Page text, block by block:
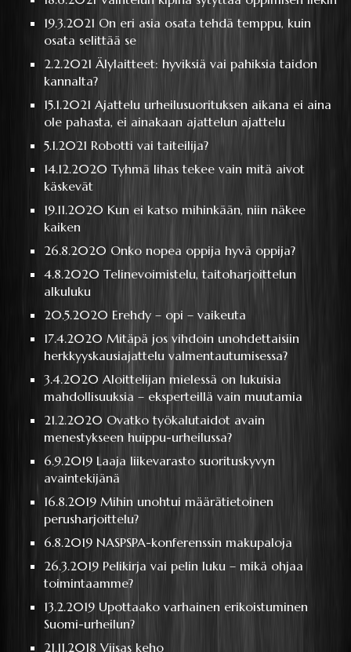
19.3.2021 On eri asia osata tehdä temppu, kuin
osata selittää se
2.2.2021Älylaitteet: hyviksiä vai pahiksia taidon
kannalta?
15.1.2021Ajattelu urheilusuorituksen aikana ei aina
ole pahasta, ei ainakaan ajattelun ajattelu
5.1.2021 Robotti vai taiteilija?
14.12.2020Tyhmä lihas tekee vain mitä aivot
käskevät
19.11.2020 Kun ei katso mihinkään, niin näkee
kaiken
26.8.2020 Onko nopea oppija hyvä oppija?
4.8.2020Telinevoimistelu, taitoharjoittelun
alkuluku
20.5.2020 Erehdy – opi – vaikeuta
17.4.2020 Mitäpä jos vihdoin unohdettaisiin
herkkyyskausiajattelu valmentautumisessa?
3.4.2020Aloittelijan mielessä on lukuisia
mahdollisuuksia – eksperteillä vain muutamia
21.2.2020 Ovatko työkalutaidot avain
menestykseen huippu-urheilussa?
6.9.2019Laaja liikevarasto suorituskyvyn
avaintekijänä
16.8.2019 Mihin unohtui määrätietoinen
perusharjoittelu?
6.8.2019 NASPSPA-konferenssin makupaloja
26.3.2019 Pelikirja vai pelin luku – mikä ohjaa
toimintaamme?
13.2.2019Upottaako varhainen erikoistuminen
Suomi-urheilun?
21.11.2018Viisas keho